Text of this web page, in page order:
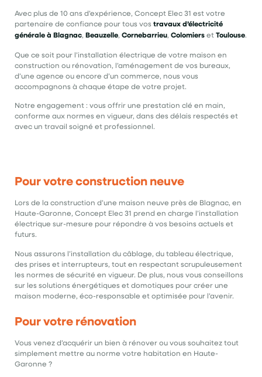
Avec plus de 10 ans d’expérience, Concept Elec 31 est votre
partenaire de confiance pour tous vos travaux d’électricité
générale à Blagnac, Beauzelle, Cornebarrieu, ColomiersetToulouse.
Que ce soit pour l’installation électrique de votre maison en
construction ou rénovation, l’aménagement de vos bureaux,
d’une agence ou encore d’un commerce, nous vous
accompagnons à chaque étape de votre projet.
Notre engagement : vous offrir une prestation clé en main,
conforme aux normes en vigueur, dans des délais respectés et
avec un travail soigné et professionnel.
Pour votre construction neuve
Lors de la construction d’une maison neuve près de Blagnac, en
Haute-Garonne, Concept Elec 31 prend en charge l’installation
électrique sur-mesure pour répondre à vos besoins actuels et
futurs.
Nous assurons l’installation du câblage, du tableau électrique,
des prises et interrupteurs, tout en respectant scrupuleusement
les normes de sécurité en vigueur. De plus, nous vous conseillons
sur les solutions énergétiques et domotiques pour créer une
maison moderne, éco-responsable et optimisée pour l’avenir.
Pour votre rénovation
Vous venez d’acquérir un bien à rénover ou vous souhaitez tout
simplement mettre au norme votre habitation en Haute-
Garonne ?